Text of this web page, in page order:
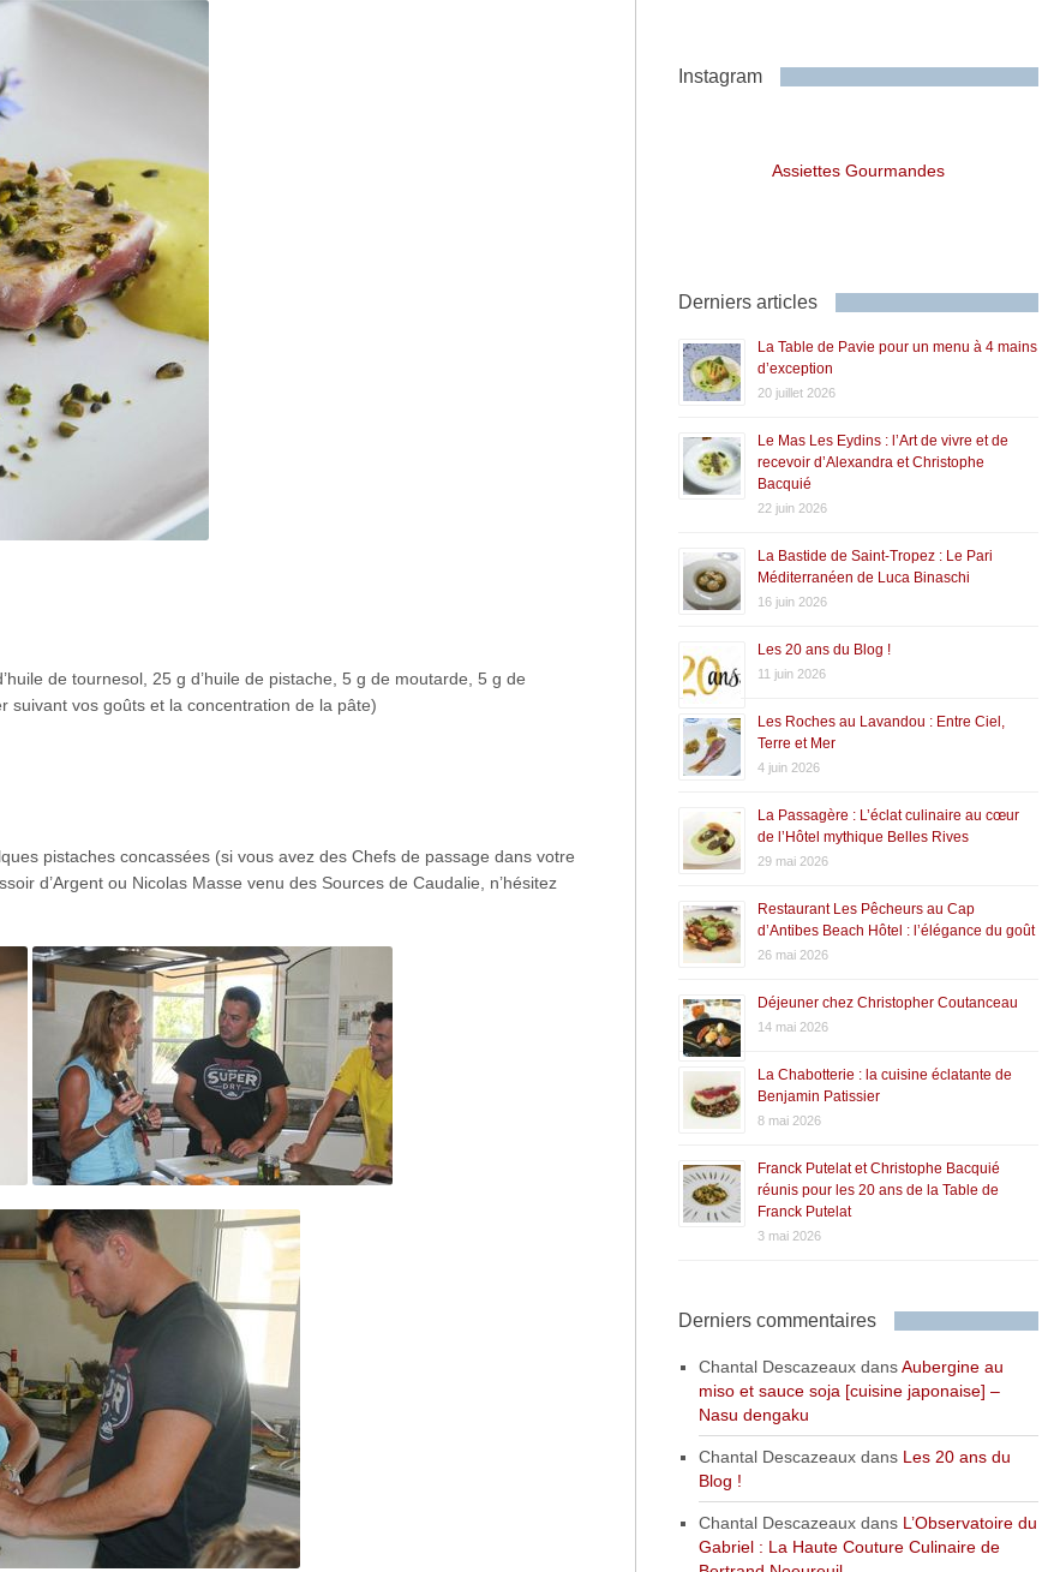
de tournesol, 25 g d’huile de pistache, 5 g de moutarde, 5 g de
suivant vos goûts et la concentration de la pâte)
pistaches concassées (si vous avez des Chefs de passage dans votre
d’Argent ou Nicolas Masse venu des Sources de Caudalie, n’hésitez
Instagram
Assiettes Gourmandes
Derniers articles
La Table de Pavie pour un menu à 4 mains
d’exception
20 juillet 2026
Le Mas Les Eydins : l’Art de vivre et de
recevoir d’Alexandra et Christophe
Bacquié
22 juin 2026
La Bastide de Saint-Tropez : Le Pari
Méditerranéen de Luca Binaschi
16 juin 2026
Les 20 ans du Blog !
11 juin 2026
Les Roches au Lavandou : Entre Ciel,
Terre et Mer
4 juin 2026
La Passagère : L’éclat culinaire au cœur
de l’Hôtel mythique Belles Rives
29 mai 2026
Restaurant Les Pêcheurs au Cap
d’Antibes Beach Hôtel : l’élégance du goût
26 mai 2026
Déjeuner chez Christopher Coutanceau
14 mai 2026
La Chabotterie : la cuisine éclatante de
Benjamin Patissier
8 mai 2026
Franck Putelat et Christophe Bacquié
réunis pour les 20 ans de la Table de
Franck Putelat
3 mai 2026
Derniers commentaires
Chantal DescazeauxdansAubergine au
miso et sauce soja [cuisine japonaise] –
Nasu dengaku
Chantal Descazeauxdans Les 20 ans du
Blog !
Chantal Descazeauxdans L’Observatoire du
Gabriel : La Haute Couture Culinaire de